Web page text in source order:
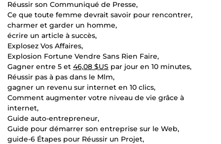
Réussir son Communiqué de Presse,
Ce que toute femme devrait savoir pour rencontrer,
charmer et garder un homme,
écrire un article à succès,
Explosez Vos Affaires,
Explosion Fortune Vendre Sans Rien Faire,
Gagner entre 5 et 46,08 $US par jour en 10 minutes,
Réussir pas à pas dans le Mlm,
gagner un revenu sur internet en 10 clics,
Comment augmenter votre niveau de vie grâce à
internet,
Guide auto-entrepreneur,
Guide pour démarrer son entreprise sur le Web,
guide-6 Étapes pour Réussir un Projet,